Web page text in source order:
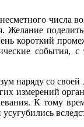
числа
короткий
события, с
наряду со
измерений
К тому